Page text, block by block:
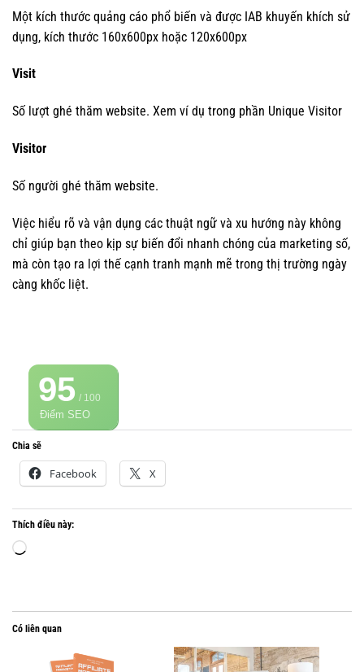
Một kích thước quảng cáo phổ biến và được IAB khuyến khích sử
dụng, kích thước 160x600px hoặc 120x600px
Visit
Số lượt ghé thăm website. Xem ví dụ trong phần Unique Visitor
Visitor
Số người ghé thăm website.
Việc hiểu rõ và vận dụng các thuật ngữ và xu hướng này không
chỉ giúp bạn theo kịp sự biến đổi nhanh chóng của marketing số,
mà còn tạo ra lợi thế cạnh tranh mạnh mẽ trong thị trường ngày
càng khốc liệt.
95/ 100
Điểm SEO
Chia sẽ
Facebook X
Thích điều này:
Đang
Có liên quan